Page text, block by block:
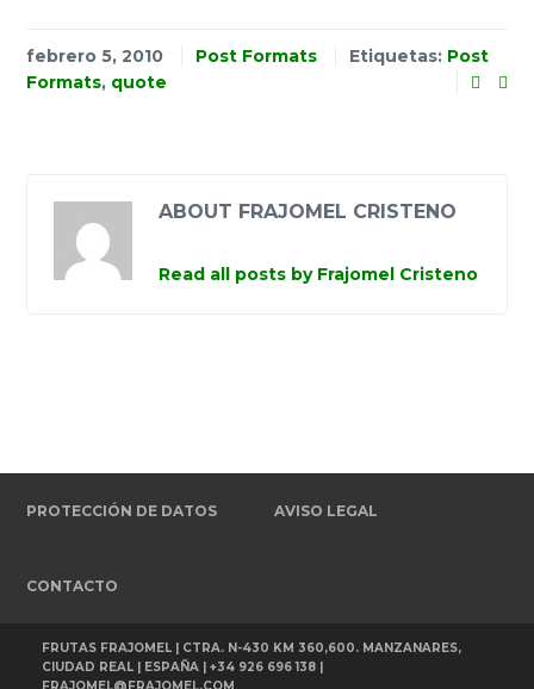
febrero 5, 2010 Post Formats Etiquetas: Post
Formats, quote
ABOUT FRAJOMEL CRISTENO
Read all posts by Frajomel Cristeno
PROTECCIÓN DE DATOS AVISO LEGAL
CONTACTO
FRUTAS FRAJOMEL | CTRA. N-430 KM 360,600. MANZANARES,
CIUDAD REAL | ESPAÑA | +34 926 696 138 |